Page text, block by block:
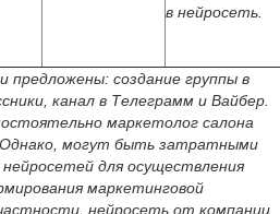
в нейросеть.
предложены: создание группы в
канал в Телеграмм и Вайбер.
маркетолог салона
могут быть затратными
для осуществления
маркетинговой
нейросеть от компании